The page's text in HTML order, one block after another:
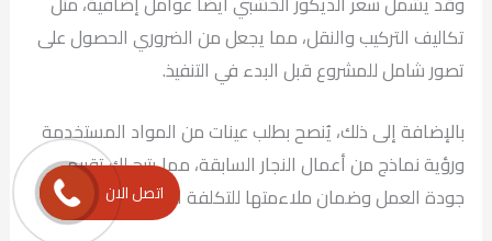
تكاليف التركيب والنقل، مما يجعل من الضروري الحصول على
تصور شامل للمشروع قبل البدء في التنفيذ.
بالإضافة إلى ذلك، يُنصح بطلب عينات من المواد المستخدمة
ورؤية نماذج من أعمال النجار السابقة، مما يتيح لك تقييم
جودة العمل وضمان ملاءمتها للتكلفة المدفوعة.
اتصل الان